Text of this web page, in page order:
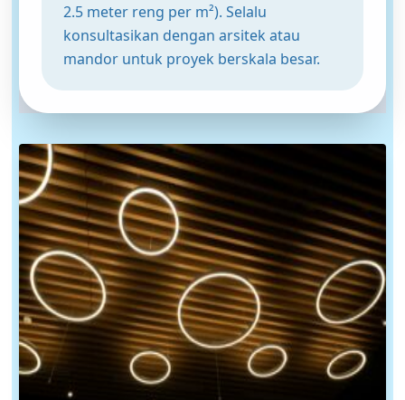
2.5 meter reng per m²). Selalu
konsultasikan dengan arsitek atau
mandor untuk proyek berskala besar.